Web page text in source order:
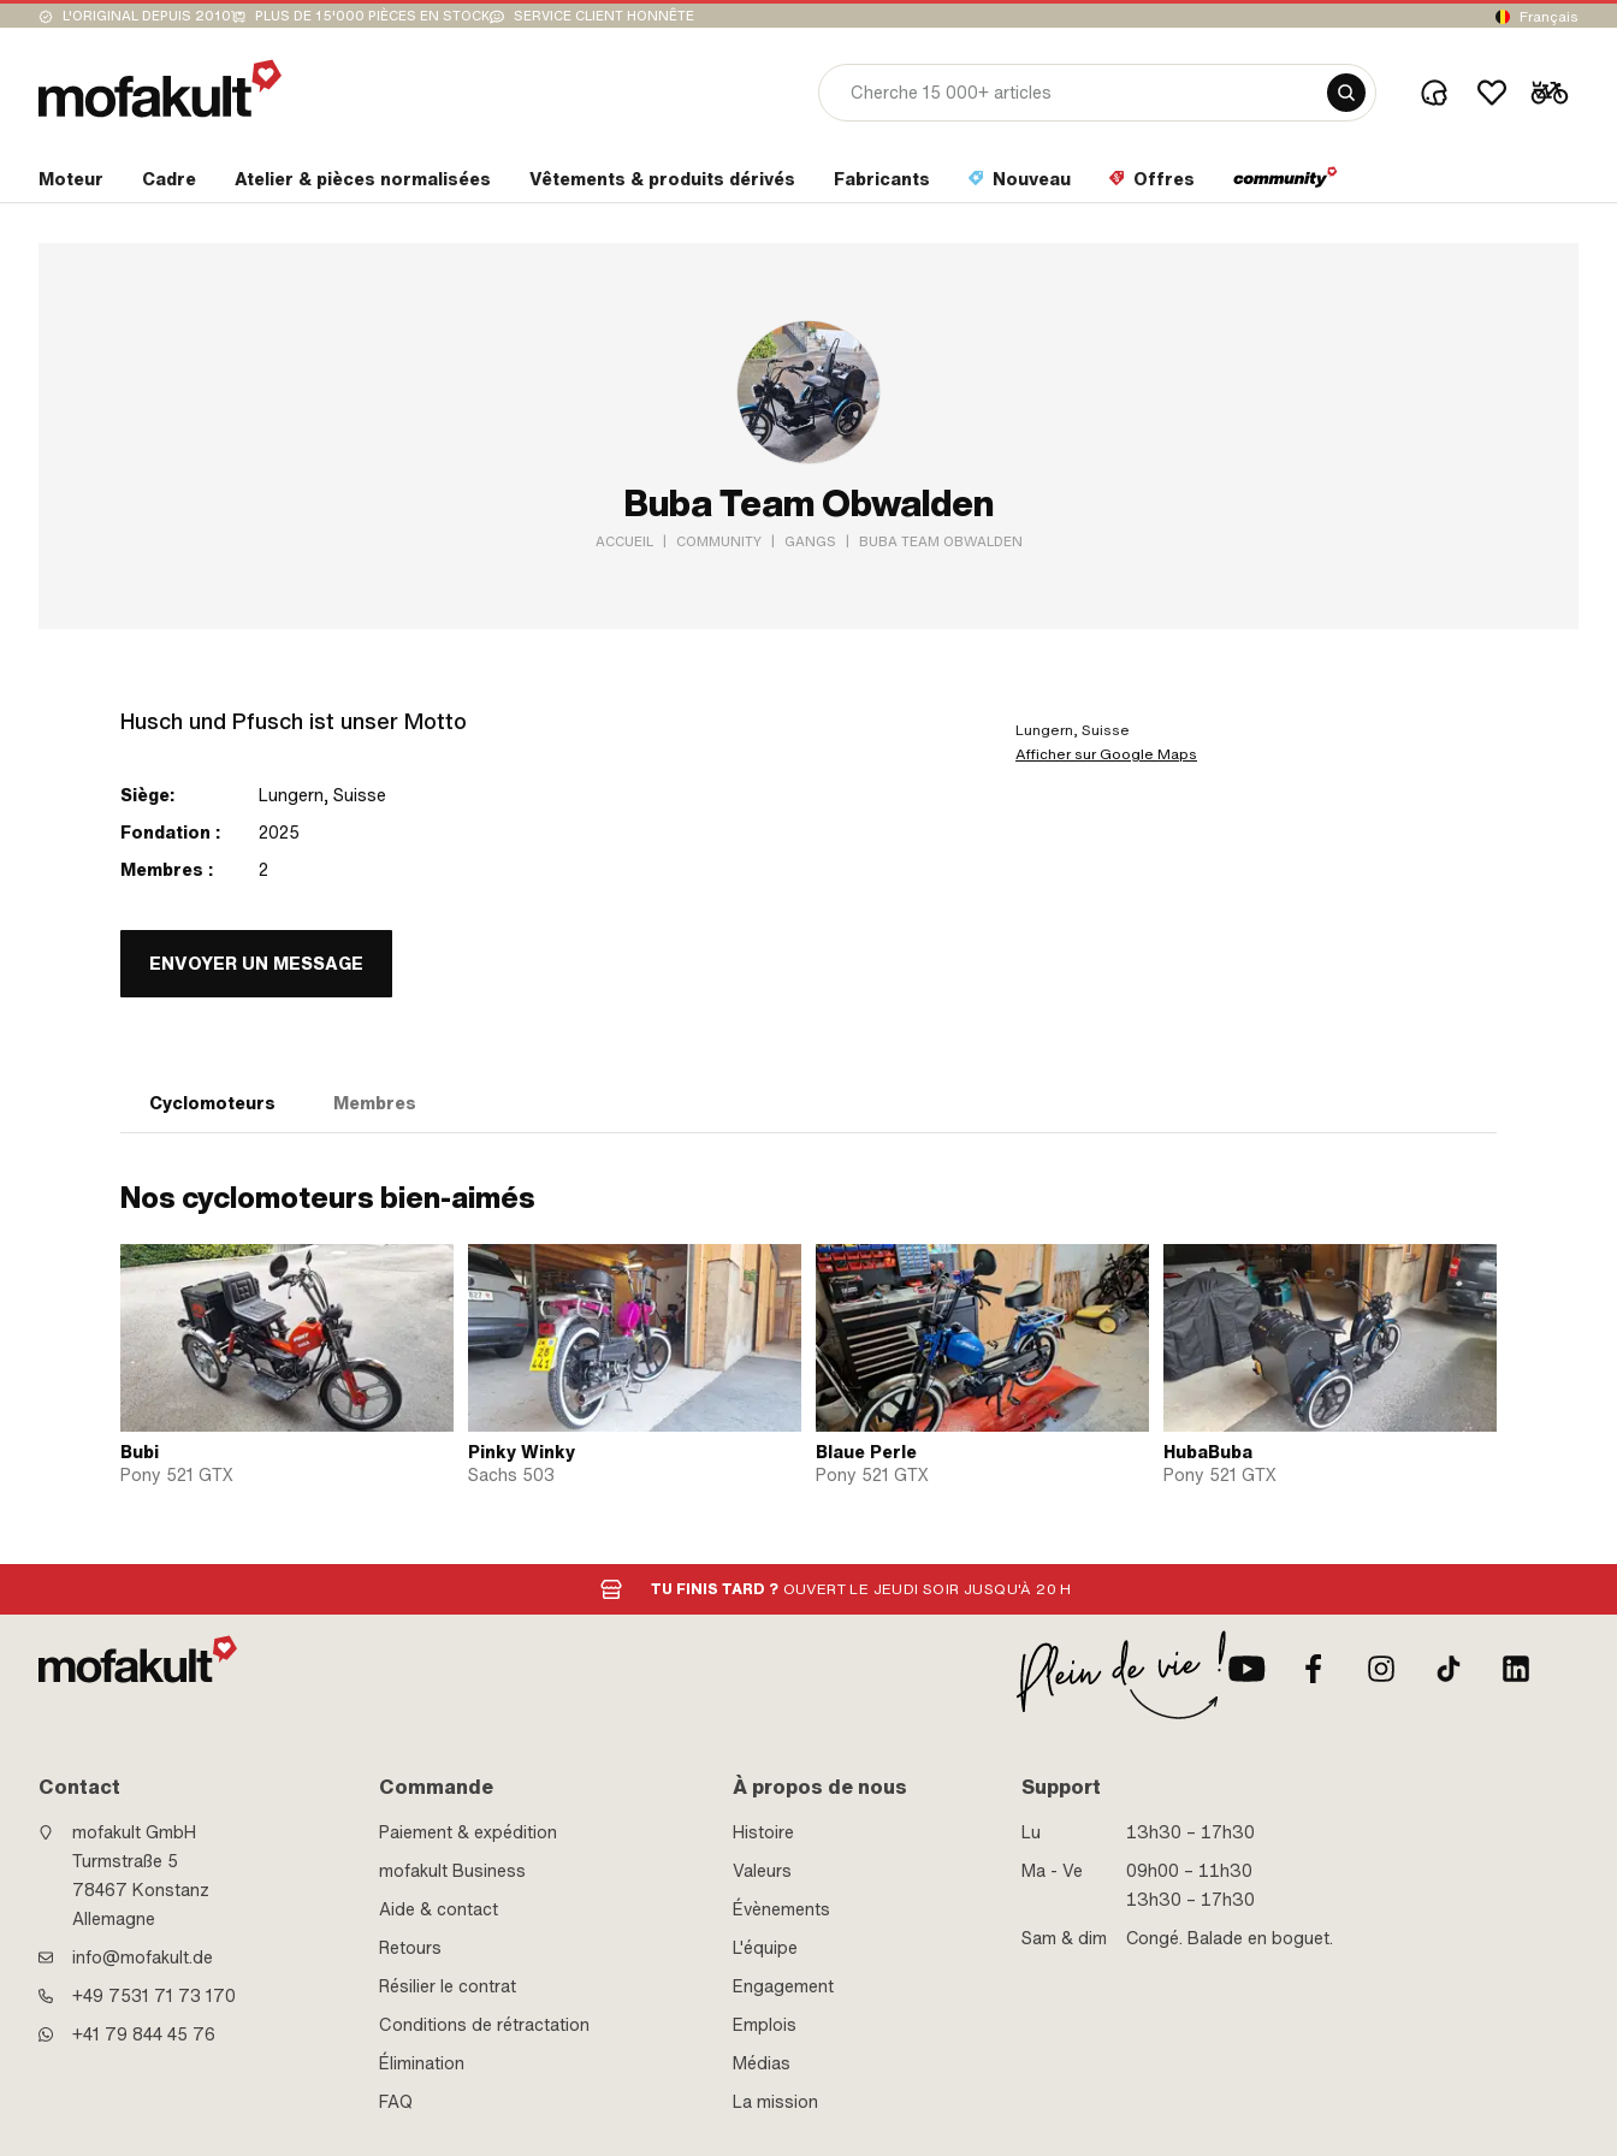
L'ORIGINAL DEPUIS 2010 PLUS DE 15'000 PIÈCES EN STOCK SERVICE CLIENT HONNÊTE Français
Moteur Cadre Atelier & pièces normalisées Vêtements & produits dérivés Fabricants Nouveau Offres
Buba Team Obwalden
ACCUEIL | COMMUNITY | GANGS | BUBA TEAM OBWALDEN
Husch und Pfusch ist unser Motto
Siège:
Lungern, Suisse
Fondation :
2025
Membres :
2
ENVOYER UN MESSAGE
Lungern, Suisse
Afficher sur Google Maps
Cyclomoteurs Membres
Nos cyclomoteurs bien-aimés
Bubi
Pony 521 GTX
Pinky Winky
Sachs 503
Blaue Perle
Pony 521 GTX
HubaBuba
Pony 521 GTX
TU FINIS TARD ? OUVERT LE JEUDI SOIR JUSQU'À 20 H
Contact
mofakult GmbH
Turmstraße 5
78467 Konstanz
Allemagne
info@mofakult.de
+49 7531 71 73 170
+41 79 844 45 76
Commande
Paiement & expédition
mofakult Business
Aide & contact
Retours
Résilier le contrat
Conditions de rétractation
Élimination
FAQ
À propos de nous
Histoire
Valeurs
Évènements
L'équipe
Engagement
Emplois
Médias
La mission
Support
Lu
13h30 – 17h30
Ma - Ve
09h00 – 11h30
13h30 – 17h30
Sam & dim
Congé. Balade en boguet.